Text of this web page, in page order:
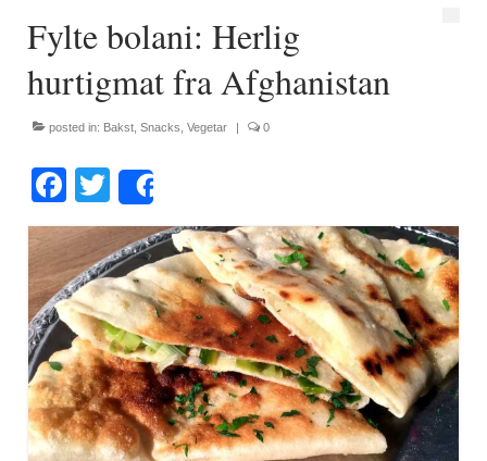
Oppskrifter
Bakst
Desserter
Fisk og skalldyr
Gryteretter
Kjøttretter
Snacks
Supper
Vegetar
Fylte bolani: Herlig
hurtigmat fra Afghanistan
posted in: Bakst Snacks Vegetar | 0
Facebook
Twitter